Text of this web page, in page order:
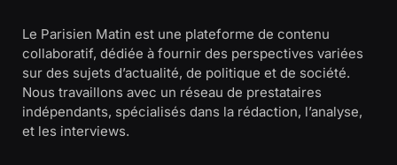
Le Parisien Matin est une plateforme de contenu
collaboratif, dédiée à fournir des perspectives variées
sur des sujets d’actualité, de politique et de société.
Nous travaillons avec un réseau de prestataires
indépendants, spécialisés dans la rédaction, l’analyse,
et les interviews.